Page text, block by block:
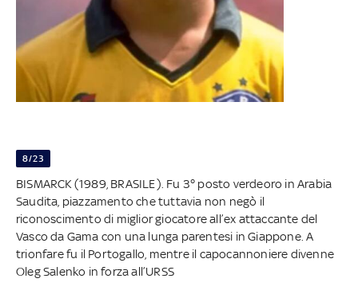
8/23
BISMARCK (1989, BRASILE). Fu 3° posto verdeoro in Arabia
Saudita, piazzamento che tuttavia non negò il
riconoscimento di miglior giocatore all’ex attaccante del
Vasco da Gama con una lunga parentesi in Giappone. A
trionfare fu il Portogallo, mentre il capocannoniere divenne
Oleg Salenko in forza all’URSS